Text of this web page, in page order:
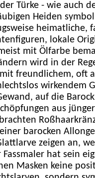
Türke - wie auch
Heiden
heimatliche,
lokale
mit Ölfarbe
wird in der
freundlichem, oft
wirkendem
auf die
aus
barocken
zeigen an,
Fassmaler hat sein
Masken keine